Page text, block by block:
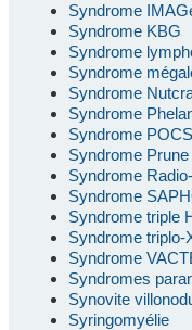
Syndrome
Syndrome KBG
Syndrome
Syndrome
Syndrome
Syndrome
Syndrome POCS
Syndrome
Syndrome
Syndrome
Syndrome triple
Syndrome triplo-
Syndrome
Syndromes
Synovite
Syringomyélie